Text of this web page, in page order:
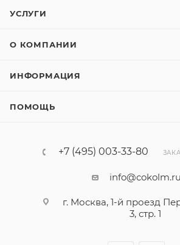
УСЛУГИ
О КОМПАНИИ
ИНФОРМАЦИЯ
ПОМОЩЬ
+7 (495) 003-33-80
info@cokolm.ru
г. Москва, 1-й проезд
3, стр. 1